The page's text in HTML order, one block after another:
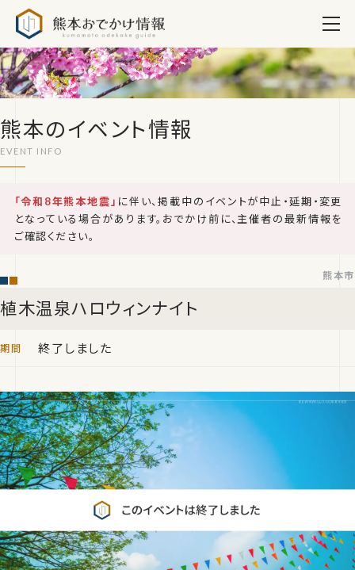
熊本のイベント情報
「令和8年熊本地震」 に伴い、掲載中のイベントが中止・延期・変更
となっている場合があります。おでかけ前に、主催者の最新情報を
ご確認ください。
植木温泉ハロウィンナイト
熊本市
終了しました